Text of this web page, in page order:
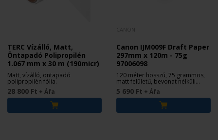
TERC Vízálló, Matt,
Öntapadó Polipropilén
1.067 mm x 30 m (190micr)
Matt, vízálló, öntapadó
polipropilén fólia.
28 800 Ft + Áfa
Canon IJM009F Draft Paper
297mm x 120m - 75g
97006098
120 méter hosszú, 75 grammos,
matt felületű, bevonat nélküli
tekercs papír.
5 690 Ft + Áfa